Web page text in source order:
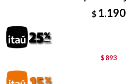
$ 1.190
$ 893